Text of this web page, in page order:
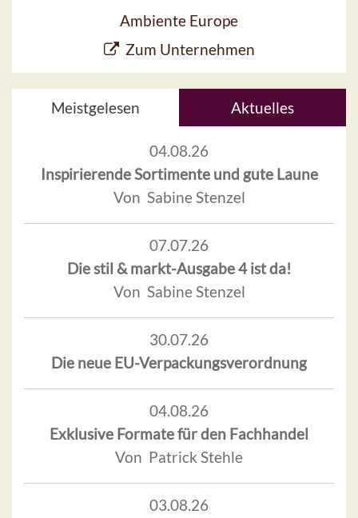
Ambiente Europe
Zum Unternehmen
Meistgelesen Aktuelles
04.08.26
Inspirierende Sortimente und gute Laune
Von Sabine Stenzel
07.07.26
Die stil & markt-Ausgabe 4 ist da!
Von Sabine Stenzel
30.07.26
Die neue EU-Verpackungsverordnung
04.08.26
Exklusive Formate für den Fachhandel
Von Patrick Stehle
03.08.26